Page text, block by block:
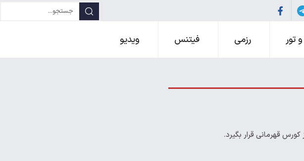
تور رزمی فیتنس ویدیو
قهرمانی قرار بگیرد.